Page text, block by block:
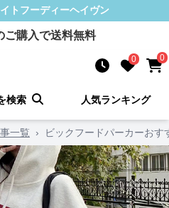
ト フーディーヘイヴン
ご購入で送料無料
0 0
検索 人気ランキング
一覧 › ビックフードパーカーおす